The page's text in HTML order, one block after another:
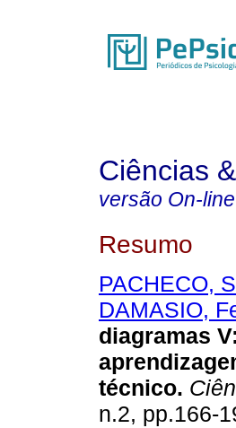
Ciências
versão On-line
Resumo
PACHECO,
DAMASIO,
diagramas V:
técnico.
n.2, pp.166-